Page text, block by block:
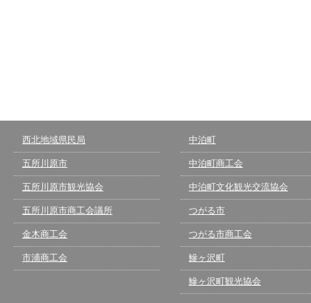
西北地域県民局
五所川原市
五所川原市観光協会
五所川原市商工会議所
金木商工会
市浦商工会
中泊町
中泊町商工会
中泊町文化観光交流協会
つがる市
つがる市商工会
鰺ヶ沢町
鰺ヶ沢町観光協会